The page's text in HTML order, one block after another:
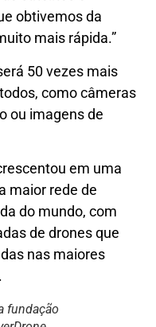
obtivemos da
mais rápida.”
50 vezes mais
como câmeras
ou imagens de
em uma
maior rede de
do mundo, com
de drones que
nas maiores
fundação